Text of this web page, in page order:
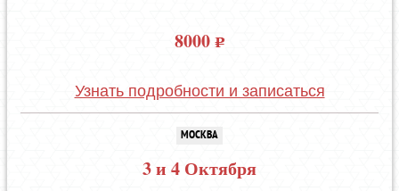
8000
Узнать подробности и записаться
МОСКВА
3 и 4 Октября